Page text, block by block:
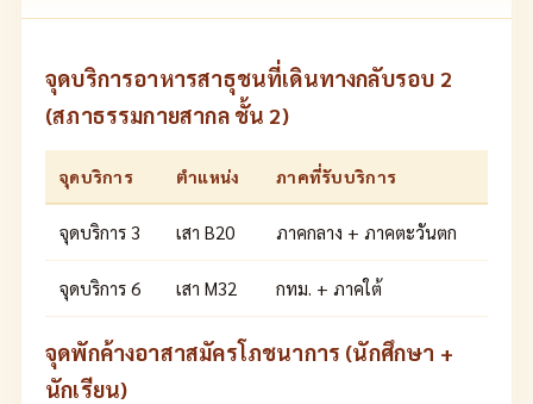
จุดบริการอาหารสาธุชนที่เดินทางกลับรอบ 2
(สภาธรรมกายสากล ชั้น 2)
จุดบริการ ตำแหน่ง ภาคที่รับบริการ
จุดบริการ 3 เสา B20 ภาคกลาง + ภาคตะวันตก
จุดบริการ 6 เสา M32 กทม. + ภาคใต้
จุดพักค้างอาสาสมัครโภชนาการ (นักศึกษา +
นักเรียน)